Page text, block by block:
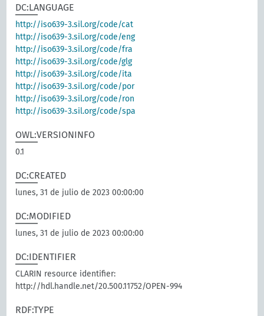
DC:LANGUAGE
http://iso639-3.sil.org/code/cat
http://iso639-3.sil.org/code/eng
http://iso639-3.sil.org/code/fra
http://iso639-3.sil.org/code/glg
http://iso639-3.sil.org/code/ita
http://iso639-3.sil.org/code/por
http://iso639-3.sil.org/code/ron
http://iso639-3.sil.org/code/spa
OWL:VERSIONINFO
0.1
DC:CREATED
lunes, 31 de julio de 2023 00:00:00
DC:MODIFIED
lunes, 31 de julio de 2023 00:00:00
DC:IDENTIFIER
CLARIN resource identifier:
http://hdl.handle.net/20.500.11752/OPEN-994
RDF:TYPE